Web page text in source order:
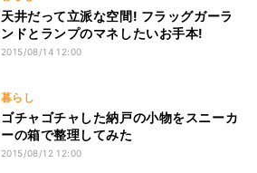
天井だって立派な空間! フラッグガーラ
ンドとランプのマネしたいお手本!
2015/08/14 12:00
暮らし
ゴチャゴチャした納戸の小物をスニーカ
ーの箱で整理してみた
2015/08/12 12:00